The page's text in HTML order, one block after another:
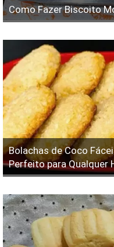
Como Fazer Biscoito
Bolachas de Coco
Perfeito para Qualquer